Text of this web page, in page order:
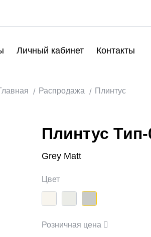
Личный кабинет Контакты
Распродажа Плинтус
Плинтус Тип-
Grey Matt
Цвет
Розничная цена